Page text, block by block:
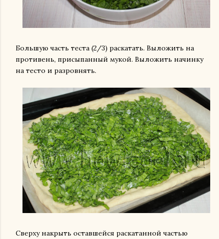
Большую часть теста (2/3) раскатать. Выложить на
противень, присыпанный мукой. Выложить начинку
на тесто и разровнять.
Сверху накрыть оставшейся раскатанной частью